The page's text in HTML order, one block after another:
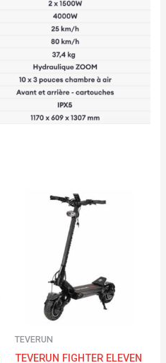
TEVERUN
TEVERUN FIGHTER ELEVEN